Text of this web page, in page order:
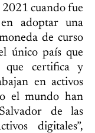
2021 cuando fue
adoptar una
de curso
único país que
que certifica y
en activos
el mundo han
de las
digitales”,